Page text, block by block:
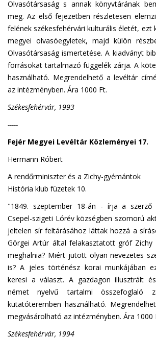
Olvasótársaság s annak könyvtárának
meg. Az első fejezetben részletesen
felének székesfehérvári kulturális életét, ezt
megyei olvasóegyletek, majd külön
Olvasótársaság ismertetése. A kiadványt
forrásokat tartalmazó függelék zárja. A
használható. Megrendelhető a levéltár
az intézményben. Ára 1000 Ft.
Székesfehérvár, 1993
-----
Fejér Megyei Levéltár Közleményei 17.
Hermann Róbert
A rendőrminiszter és a Zichy-gyémántok
História klub füzetek 10.
"1849. szeptember 18-án - írja a szerző
Csepel-szigeti Lórév községben szomorú
jeltelen sír feltárásához láttak hozzá a
Görgei Artúr által felakasztatott gróf Zichy
meghalnia? Miért jutott olyan nevezetes
is? A jeles történész korai munkájában
keresi a választ. A gazdagon illusztrált
német nyelvű tartalmi
kutatóteremben használható.
megvásárolható az intézményben. Ára 1000
Székesfehérvár, 1994